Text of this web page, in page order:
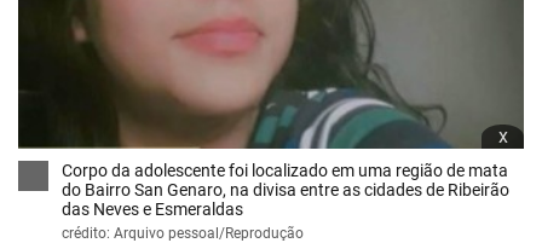
x
Corpo da adolescente foi localizado em uma região de mata
do Bairro San Genaro, na divisa entre as cidades de Ribeirão
das Neves e Esmeraldas
crédito: Arquivo pessoal/Reprodução